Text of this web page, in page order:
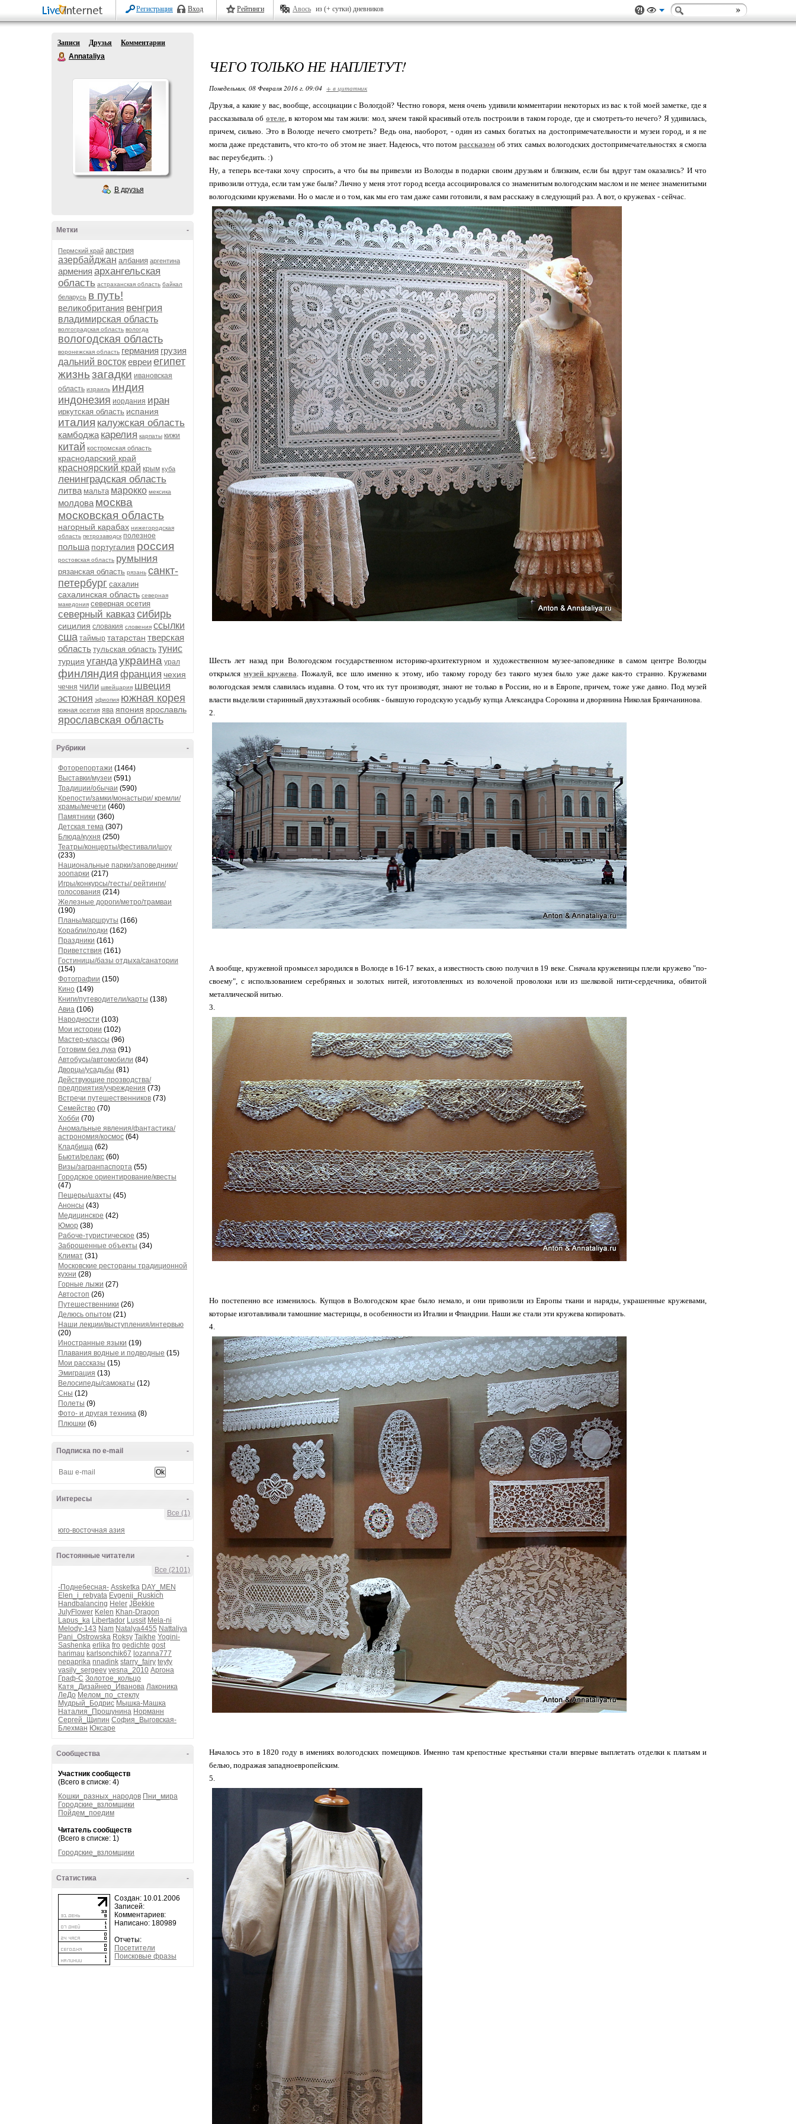
Регистрация Вход Рейтинги Авось из (+ сутки) дневников
Записи Друзья
Комментарии
Annataliya
В друзья
-
Метки
Пермский край австрия
азербайджан албания аргентина
армения архангельская
область астраханская область байкал
беларусь в путь!
великобритания венгрия
владимирская область
волгоградская область вологда
вологодская область
воронежская область германия грузия
дальний востокевреиегипет
жизньзагадки ивановская
область израиль индия
индонезия иордания иран
иркутская область испания
италия калужская область
камбоджа карелия карпаты кижи
китай костромская область
краснодарский край
красноярский край крым куба
ленинградская область
литва мальта марокко мексика
молдова москва
московская область
нагорный карабах нижегородская
область петрозаводск полезное
польша португалия россия
ростовская область румыния
рязанская область рязань санкт-
петербург сахалин
сахалинская область северная
македония северная осетия
северный кавказ сибирь
сицилия словакия словения ссылки
сша таймыр татарстан тверская
область тульская область тунис
турция угандаукраина урал
финляндия франция чехия
чечня чили швейцария швеция
эстония эфиопия южная корея
южная осетия ява япония ярославль
ярославская область
-
Рубрики
Фоторепортажи (1464)
Выставки/музеи (591)
Традиции/обычаи (590)
Крепости/замки/монастыри/ кремли/
храмы/мечети (460)
Памятники (360)
Детская тема (307)
Блюда/кухня (250)
Театры/концерты/фестивали/шоу
(233)
Национальные парки/заповедники/
зоопарки (217)
Игры/конкурсы/тесты/ рейтинги/
голосования (214)
Железные дороги/метро/трамваи
(190)
Планы/маршруты (166)
Корабли/лодки (162)
Праздники (161)
Приветствия (161)
Гостиницы/базы отдыха/санатории
(154)
Фотографии (150)
Кино (149)
Книги/путеводители/карты (138)
Авиа (106)
Народности (103)
Мои истории (102)
Мастер-классы (96)
Готовим без лука (91)
Автобусы/автомобили (84)
Дворцы/усадьбы (81)
Действующие прозводства/
предприятия/учреждения (73)
Встречи путешественников (73)
Семейство (70)
Хобби (70)
Аномальные явления/фантастика/
астрономия/космос (64)
Кладбища (62)
Бьюти/релакс (60)
Визы/загранпаспорта (55)
Городское ориентирование/квесты
(47)
Пещеры/шахты (45)
Анонсы (43)
Медицинское (42)
Юмор (38)
Рабоче-туристическое (35)
Заброшенные объекты (34)
Климат (31)
Московские рестораны традиционной
кухни (28)
Горные лыжи (27)
Автостоп (26)
Путешественники (26)
Делюсь опытом (21)
Наши лекции/выступления/интервью
(20)
Иностранные языки (19)
Плавания водные и подводные (15)
Мои рассказы (15)
Эмиграция (13)
Велосипеды/самокаты (12)
Сны (12)
Полеты (9)
Фото- и другая техника (8)
Плюшки (6)
-
Подписка по e-mail
-
Интересы
Все (1)
юго-восточная азия
-
Постоянные читатели
Все (2101)
-Поднебесная- Assketka DAY_MEN
Elen_i_rebyata Evgenij_Ruskich
Handbalancing Heler JBekkie
JulyFlower Kelen Khan-Dragon
Lapus_ka Libertador Lussit Mela-ni
Melody-143 Nam Natalya4455 Nattaliya
Pani_Ostrowska Roksy Taikhe Yogini-
Sashenka erlika fro gedichte gost
harimau karlsonchik67 lozanna777
nepaprika nnadink starry_fairy teyty
vasily_sergeev vesna_2010 Аргона
Граф-С Золотое_кольцо
Катя_Дизайнер_Иванова Лаконика
ЛеДо Мелом_по_стеклу
Мудрый_Бодрис Мышка-Машка
Наталия_Прошунина Норманн
Сергей_Щипин София_Выговская-
Блехман Юксаре
-
Сообщества
Участник сообществ
(Всего в списке: 4)
Кошки_разных_народов Пни_мира
Городские_взломщики
Пойдем_поедим
Читатель сообществ
(Всего в списке: 1)
Городские_взломщики
-
Статистика
Создан: 10.01.2006
Записей:
Комментариев:
Написано: 180989
Отчеты:
Посетители
Поисковые фразы
ЧЕГО ТОЛЬКО НЕ НАПЛЕТУТ!
Понедельник, 08 Февраля 2016 г. 09:04 + в цитатник
Друзья, а какие у вас, вообще, ассоциации с Вологдой? Честно говоря, меня очень удивили комментарии некоторых из вас к той моей заметке, где я
рассказывала об отеле, в котором мы там жили: мол, зачем такой красивый отель построили в таком городе, где и смотреть-то нечего? Я удивилась,
причем, сильно. Это в Вологде нечего смотреть? Ведь она, наоборот, - один из самых богатых на достопримечательности и музеи город, и я не
могла даже представить, что кто-то об этом не знает. Надеюсь, что потом рассказомоб этих самых вологодских достопримечательностях я смогла
вас переубедить. :)
Ну, а теперь все-таки хочу спросить, а что бы вы привезли из Вологды в подарки своим друзьям и близким, если бы вдруг там оказались? И что
привозили оттуда, если там уже были? Лично у меня этот город всегда ассоциировался со знаменитым вологодским маслом и не менее знаменитыми
вологодскими кружевами. Но о масле и о том, как мы его там даже сами готовили, я вам расскажу в следующий раз. А вот, о кружевах - сейчас.
Шесть лет назад при Вологодском государственном историко-архитектурном и художественном музее-заповеднике в самом центре Вологды
открылсямузей кружева. Пожалуй, все шло именно к этому, ибо такому городу без такого музея было уже даже как-то странно. Кружевами
вологодская земля славилась издавна. О том, что их тут производят, знают не только в России, но и в Европе, причем, тоже уже давно. Под музей
власти выделили старинный двухэтажный особняк - бывшую городскую усадьбу купца Александра Сорокина и дворянина Николая Брянчанинова.
2.
А вообще, кружевной промысел зародился в Вологде в 16-17 веках, а известность свою получил в 19 веке. Сначала кружевницы плели кружево "по-
своему", с использованием серебряных и золотых нитей, изготовленных из волоченой проволоки или из шелковой нити-сердечника, обвитой
металлической нитью.
3.
Но постепенно все изменилось. Купцов в Вологодском крае было немало, и они привозили из Европы ткани и наряды, украшенные кружевами,
которые изготавливали тамошние мастерицы, в особенности из Италии и Фландрии. Наши же стали эти кружева копировать.
4.
Началось это в 1820 году в имениях вологодских помещиков. Именно там крепостные крестьянки стали впервые выплетать отделки к платьям и
белью, подражая западноевропейским.
5.